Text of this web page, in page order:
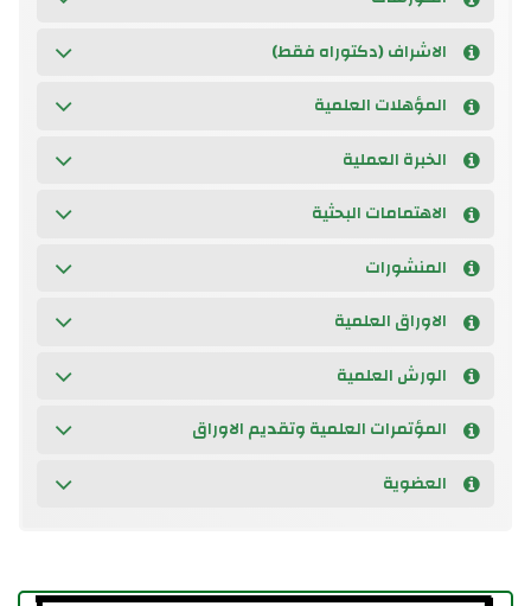
الاشراف (دكتوراه فقط)
المؤهلات العلمية
الخبرة العملية
الاهتمامات البحثية
المنشورات
الاوراق العلمية
الورش العلمية
المؤتمرات العلمية وتقديم الاوراق
العضوية